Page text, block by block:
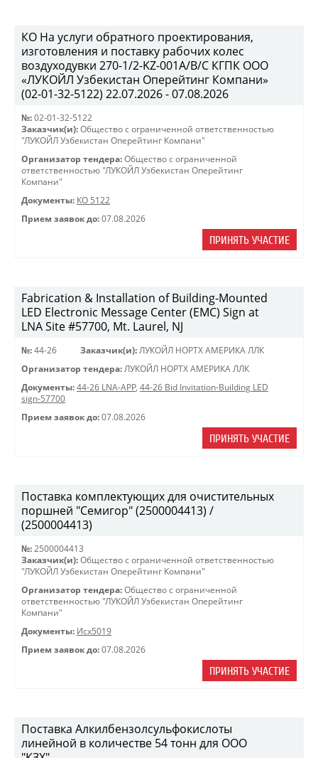
КО На услуги обратного проектирования,
изготовления и поставку рабочих колес
воздуходувки 270-1/2-KZ-001A/B/C КГПК OOO
«ЛУКОЙЛ Узбекистан Оперейтинг Компани»
(02-01-32-5122) 22.07.2026 - 07.08.2026
№: 02-01-32-5122
Заказчик(и): Общество с ограниченной ответственностью
"ЛУКОЙЛ Узбекистан Оперейтинг Компани"
Организатор тендера: Общество с ограниченной
ответственностью "ЛУКОЙЛ Узбекистан Оперейтинг
Компани"
Документы: КО 5122
Прием заявок до: 07.08.2026
ПРИНЯТЬ УЧАСТИЕ
Fabrication & Installation of Building-Mounted
LED Electronic Message Center (EMC) Sign at
LNA Site #57700, Mt. Laurel, NJ
№: 44-26 Заказчик(и): ЛУКОЙЛ НОРТХ АМЕРИКА ЛЛК
Организатор тендера: ЛУКОЙЛ НОРТХ АМЕРИКА ЛЛК
Документы: 44-26 LNA-APP, 44-26 Bid Invitation-Building LED
sign-57700
Прием заявок до: 07.08.2026
ПРИНЯТЬ УЧАСТИЕ
Поставка комплектующих для очистительных
поршней "Семигор" (2500004413) /
(2500004413)
№: 2500004413
Заказчик(и): Общество с ограниченной ответственностью
"ЛУКОЙЛ Узбекистан Оперейтинг Компани"
Организатор тендера: Общество с ограниченной
ответственностью "ЛУКОЙЛ Узбекистан Оперейтинг
Компани"
Документы: Исх5019
Прием заявок до: 07.08.2026
ПРИНЯТЬ УЧАСТИЕ
Поставка Алкилбензолсульфокислоты
линейной в количестве 54 тонн для ООО